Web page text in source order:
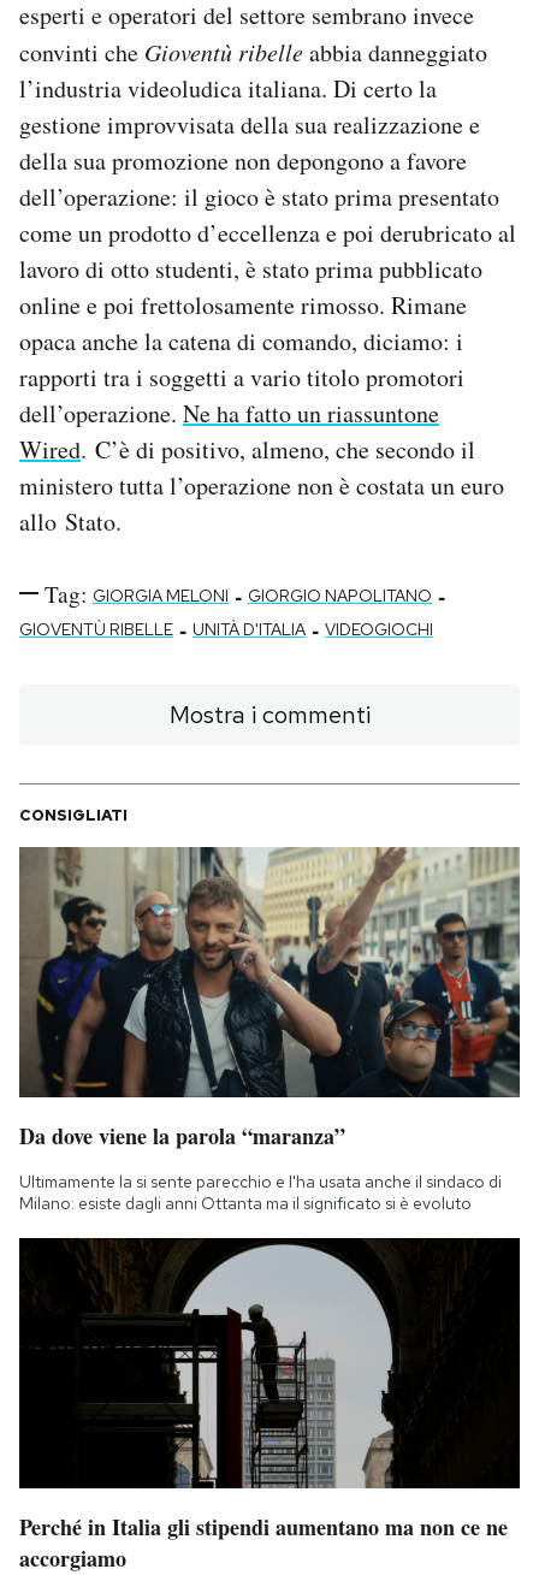
esperti e operatori del settore sembrano invece
convinti che Gioventù ribelleabbia danneggiato
l’industria videoludica italiana. Di certo la
gestione improvvisata della sua realizzazione e
della sua promozione non depongono a favore
dell’operazione: il gioco è stato prima presentato
come un prodotto d’eccellenza e poi derubricato al
lavoro di otto studenti, è stato prima pubblicato
online e poi frettolosamente rimosso. Rimane
opaca anche la catena di comando, diciamo: i
rapporti tra i soggetti a vario titolo promotori
dell’operazione. Ne ha fatto un riassuntone
Wired. C’è di positivo, almeno, che secondo il
ministero tutta l’operazione non è costata un euro
allo Stato.
Tag: GIORGIA MELONI - GIORGIO NAPOLITANO -
GIOVENTÙ RIBELLE - UNITÀ D'ITALIA - VIDEOGIOCHI
Mostra i commenti
CONSIGLIATI
Da dove viene la parola “maranza”
Ultimamente la si sente parecchio e l'ha usata anche il sindaco di
Milano: esiste dagli anni Ottanta ma il significato si è evoluto
Perché in Italia gli stipendi aumentano ma non ce ne
accorgiamo